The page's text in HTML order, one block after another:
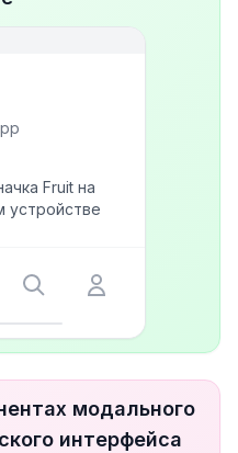
Fruit на
устройстве
модального
интерфейса